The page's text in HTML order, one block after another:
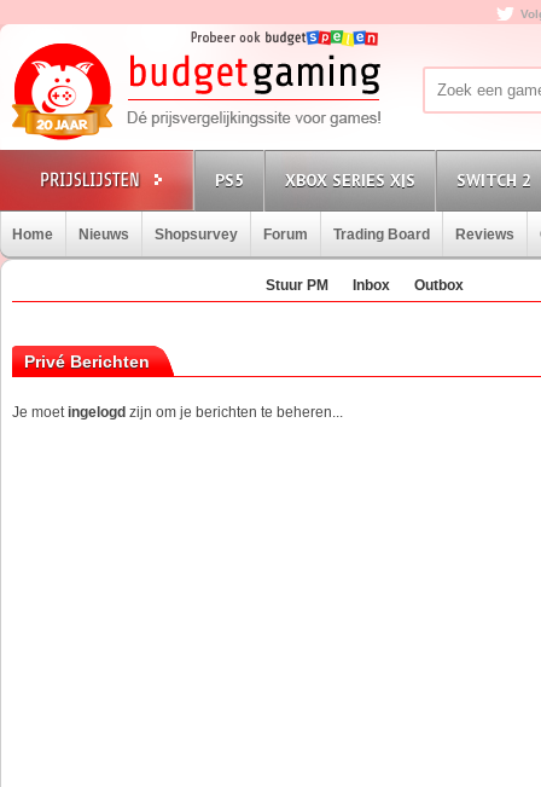
PS5 XBOX SERIES X|S SWITCH 2
Home Nieuws Shopsurvey Forum Trading Board Reviews
Stuur PM Inbox Outbox
Privé Berichten
Je moetingelogd zijn om je berichten te beheren...